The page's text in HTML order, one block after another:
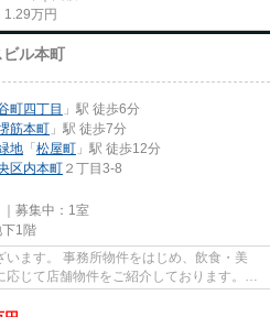
1.29万円
ル本町
町四丁目 」駅 徒歩6分
筋本町 」駅 徒歩7分
地 「松屋町 」駅 徒歩12分
区内本町 ２丁目3-8
募集中： 1室
1階
ます。 事務所物件をはじめ、飲食・美
じて店舗物件をご紹介しております。